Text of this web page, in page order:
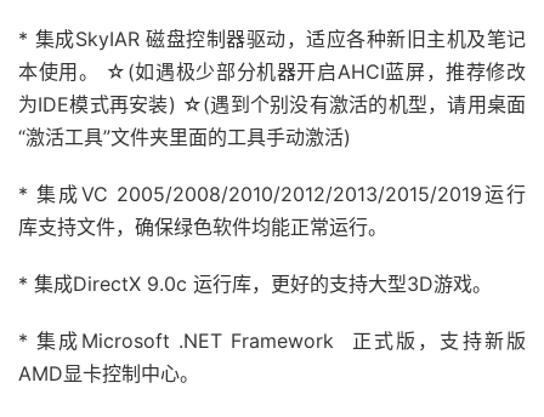
* 集成SkyIAR 磁盘控制器驱动，适应各种新旧主机及笔记
本使用。 ☆(如遇极少部分机器开启AHCI蓝屏，推荐修改
为IDE模式再安装) ☆(遇到个别没有激活的机型，请用桌面
“激活工具”文件夹里面的工具手动激活)
* 集成VC 2005/2008/2010/2012/2013/2015/2019运行
库支持文件，确保绿色软件均能正常运行。
* 集成DirectX 9.0c 运行库，更好的支持大型3D游戏。
* 集成Microsoft .NET Framework 正式版，支持新版
AMD显卡控制中心。